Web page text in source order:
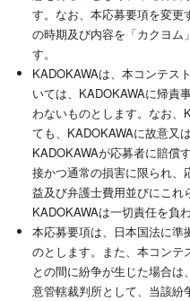
す。なお、本応募要項を変更
の時期及び内容を「カクヨム
す。
KADOKAWAは、本コンテス
いては、KADOKAWAに帰責
わないものとします。なお、
ても、KADOKAWAに故意又
KADOKAWAが応募者に賠償
接かつ通常の損害に限られ、
益及び弁護士費用並びにこれ
KADOKAWAは一切責任を負
本応募要項は、日本国法に準
のとします。また、本コンテ
との間に紛争が生じた場合
意管轄裁判所として、当該紛